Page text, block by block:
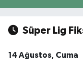
Süper Lig
14 Ağustos, Cuma